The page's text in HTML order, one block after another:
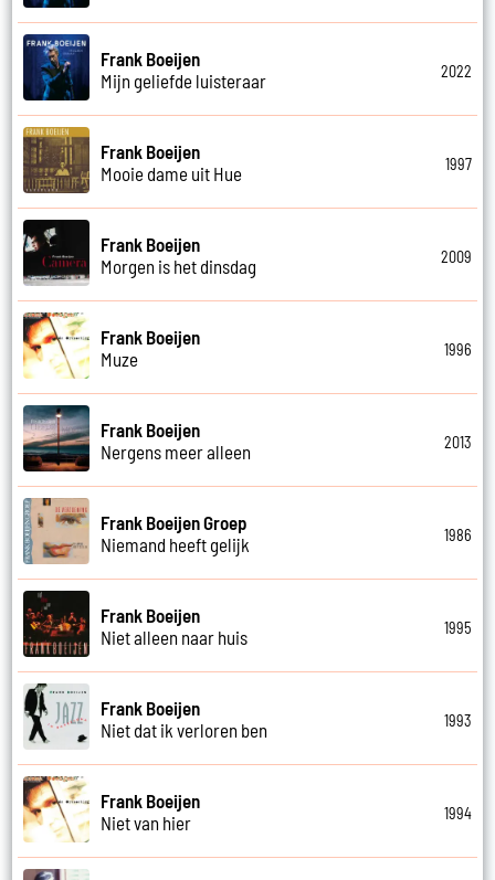
Frank Boeijen
Mijn geliefde luisteraar
2022
Frank Boeijen
Mooie dame uit Hue
1997
Frank Boeijen
Morgen is het dinsdag
2009
Frank Boeijen
Muze
1996
Frank Boeijen
Nergens meer alleen
2013
Frank Boeijen Groep
Niemand heeft gelijk
1986
Frank Boeijen
Niet alleen naar huis
1995
Frank Boeijen
Niet dat ik verloren ben
1993
Frank Boeijen
Niet van hier
1994